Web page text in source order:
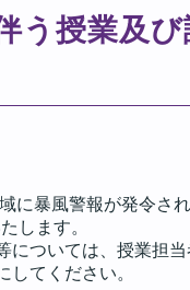
う授業及
に暴風警報が発令さ
します。
については、授業担
てください。